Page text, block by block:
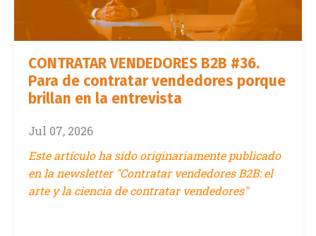
CONTRATAR VENDEDORES B2B #36.
Para de contratar vendedores porque
brillan en la entrevista
Jul 07, 2026
Este artículo ha sido originariamente publicado
en la newsletter "Contratar vendedores B2B: el
arte y la ciencia de contratar vendedores"